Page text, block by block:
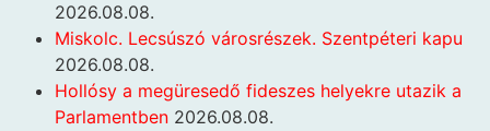
2026.08.08.
Miskolc. Lecsúszó városrészek. Szentpéteri kapu
2026.08.08.
Hollósy a megüresedő fideszes helyekre utazik a
Parlamentben 2026.08.08.